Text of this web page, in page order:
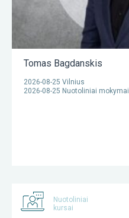
Tomas Bagdanskis
2026-08-25 Vilnius
2026-08-25 Nuotoliniai mokymai
Nuotoliniai
kursai